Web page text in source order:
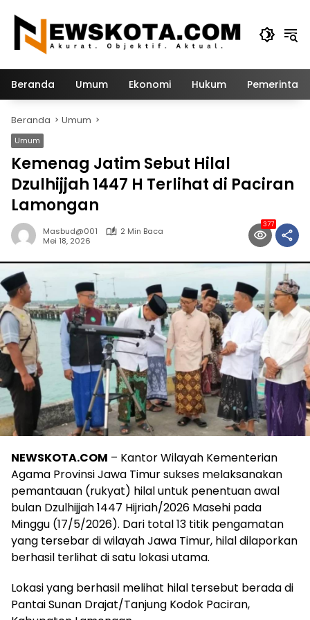
konten
Beranda Umum Ekonomi Hukum
Beranda Umum
Umum
Kemenag Jatim Sebut Hilal
Dzulhijjah 1447 H Terlihat di Paciran
Lamongan
Masbud@001
2 Min Baca
Mei 18, 2026
377
NEWSKOTA.COM – Kantor Wilayah Kementerian
Agama Provinsi Jawa Timur sukses melaksanakan
pemantauan (rukyat) hilal untuk penentuan awal
bulan Dzulhijjah 1447 Hijriah/2026 Masehi pada
Minggu (17/5/2026). Dari total 13 titik pengamatan
yang tersebar di wilayah Jawa Timur, hilal dilaporkan
berhasil terlihat di satu lokasi utama.
Lokasi yang berhasil melihat hilal tersebut berada di
Pantai Sunan Drajat/Tanjung Kodok Paciran,